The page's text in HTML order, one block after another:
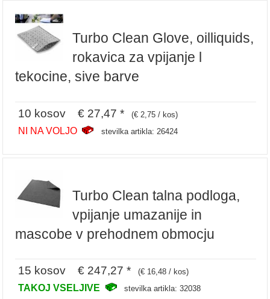
Turbo Clean Glove, oilliquids,
rokavica za vpijanje l
tekocine, sive barve
10 kosov € 27,47 * (€ 2,75 / kos)
NI NA VOLJO stevilka artikla: 26424
Turbo Clean talna podloga,
vpijanje umazanije in
mascobe v prehodnem obmocju
15 kosov € 247,27 * (€ 16,48 / kos)
TAKOJ VSELJIVE stevilka artikla: 32038